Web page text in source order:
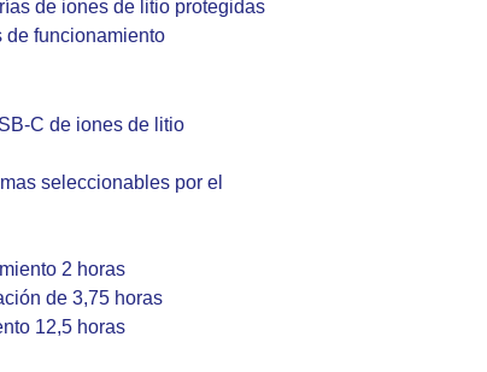
de iones de litio protegidas
de funcionamiento
C de iones de litio
seleccionables por el
2 horas
de 3,75 horas
12,5 horas